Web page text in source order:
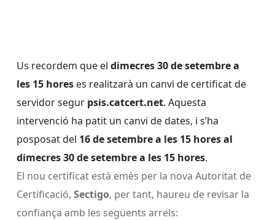
Us recordem que el dimecres 30 de setembrea
les 15 hores es realitzarà un canvi de certificat de
servidor segur psis.catcert.net. Aquesta
intervenció ha patit un canvi de dates, i s’ha
posposat del 16 de setembre a les 15 hores al
dimecres 30 de setembre a les 15 hores.
El nou certificat està emès per la nova Autoritat de
Certificació, Sectigo, per tant, haureu de revisar la
confiança amb les següents arrels: